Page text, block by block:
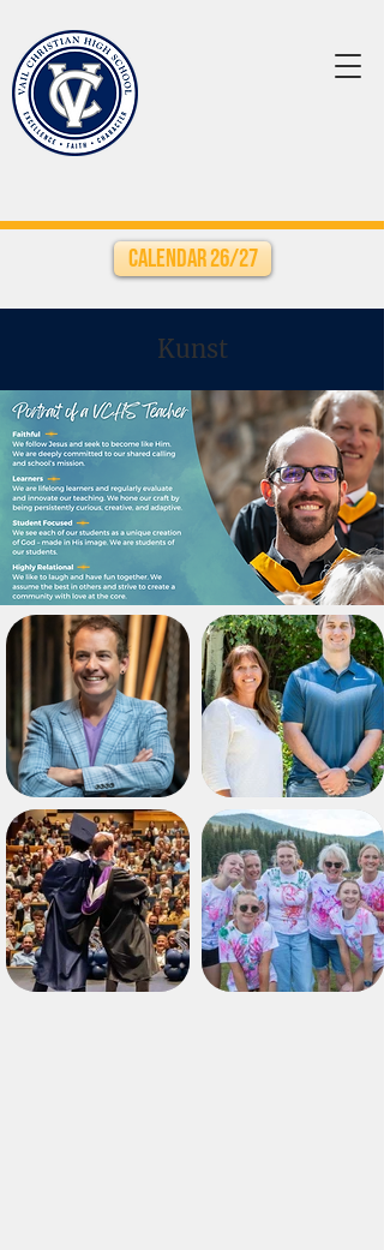
Calendar 26/27
Kunst